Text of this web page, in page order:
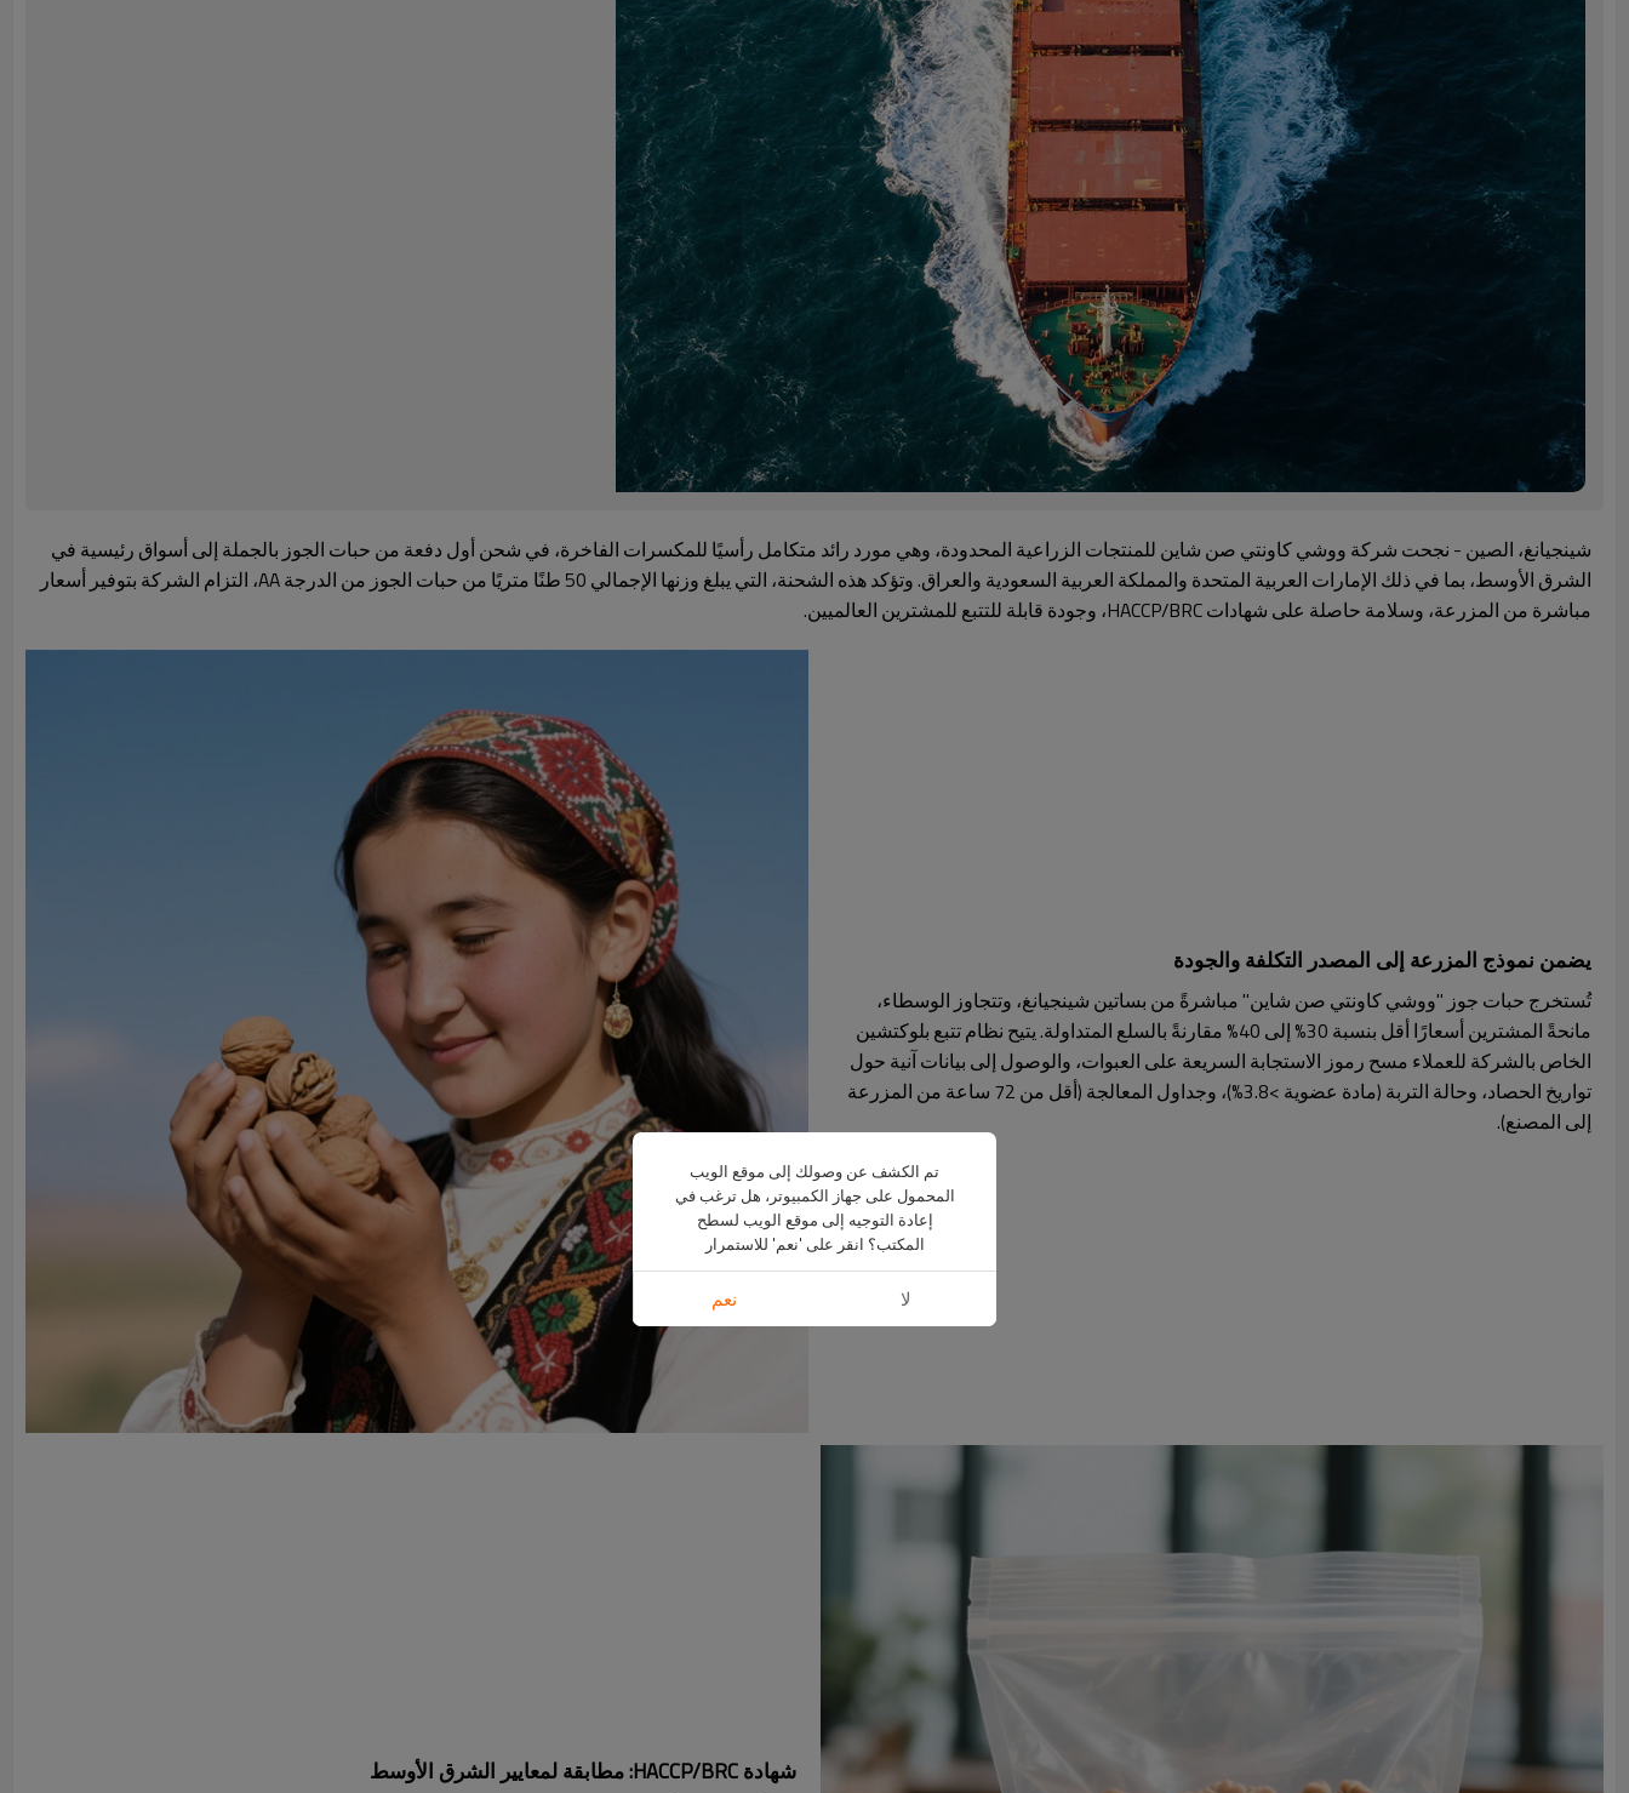
شينجيانغ، الصين - نجحت شركة ووشي كاونتي صن شاين للمنتجات الزراعية المحدودة، وهي مورد رائد متكامل رأسيًا للمكسرات الفاخرة، في شحن أول دفعة من حبات الجوز بالجملة إلى أسواق رئيسية في
الشرق الأوسط، بما في ذلك الإمارات العربية المتحدة والمملكة العربية السعودية والعراق. وتؤكد هذه الشحنة، التي يبلغ وزنها الإجمالي 50 طنًا متريًا من حبات الجوز من الدرجة AA، التزام الشركة بتوفير أسعار
مباشرة من المزرعة، وسلامة حاصلة على شهادات HACCP/BRC، وجودة قابلة للتتبع للمشترين العالميين.
يضمن نموذج المزرعة إلى المصدر التكلفة والجودة
تُستخرج حبات جوز "ووشي كاونتي صن شاين" مباشرةً من بساتين شينجيانغ، وتتجاوز الوسطاء،
مانحةً المشترين أسعارًا أقل بنسبة 30% إلى 40% مقارنةً بالسلع المتداولة. يتيح نظام تتبع بلوكتشين
الخاص بالشركة للعملاء مسح رموز الاستجابة السريعة على العبوات، والوصول إلى بيانات آنية حول
تواريخ الحصاد، وحالة التربة (مادة عضوية >3.8%)، وجداول المعالجة (أقل من 72 ساعة من المزرعة
إلى المصنع).
شهادة HACCP/BRC: مطابقة لمعايير الشرق الأوسط
تم الكشف عن وصولك إلى موقع الويب
المحمول على جهاز الكمبيوتر، هل ترغب في
إعادة التوجيه إلى موقع الويب لسطح
المكتب؟ انقر على 'نعم' للاستمرار
لا نعم